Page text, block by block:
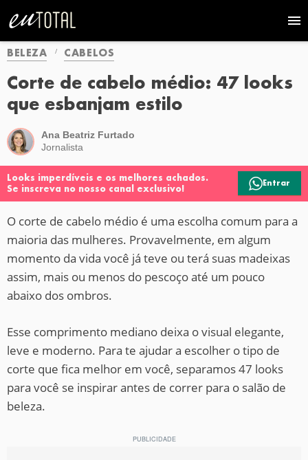
BELEZA CABELOS
Corte de cabelo médio: 47 looks
que esbanjam estilo
Ana Beatriz Furtado
Jornalista
Looks imperdíveis e os melhores achados.
Se inscreva no nosso canal exclusivo!
Entrar
O corte de cabelo médio é uma escolha comum para a
maioria das mulheres. Provavelmente, em algum
momento da vida você já teve ou terá suas madeixas
assim, mais ou menos do pescoço até um pouco
abaixo dos ombros.
Esse comprimento mediano deixa o visual elegante,
leve e moderno. Para te ajudar a escolher o tipo de
corte que fica melhor em você, separamos 47 looks
para você se inspirar antes de correr para o salão de
beleza.